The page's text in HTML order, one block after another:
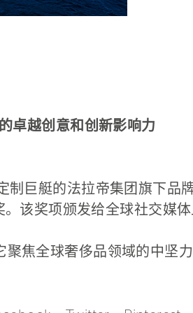
卓越创意和创新影响力
巨艇的法拉帝集团旗下品
该奖项颁发给全球社交媒
焦全球奢侈品领域的中坚